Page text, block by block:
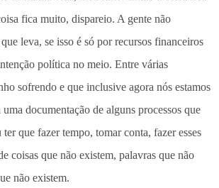
fica muito, dispareio. A gente não
leva, se isso é só por recursos financeiros
política no meio. Entre várias
sofrendo e que inclusive agora nós estamos
documentação de alguns processos que
que fazer tempo, tomar conta, fazer esses
coisas que não existem, palavras que não
não existem.